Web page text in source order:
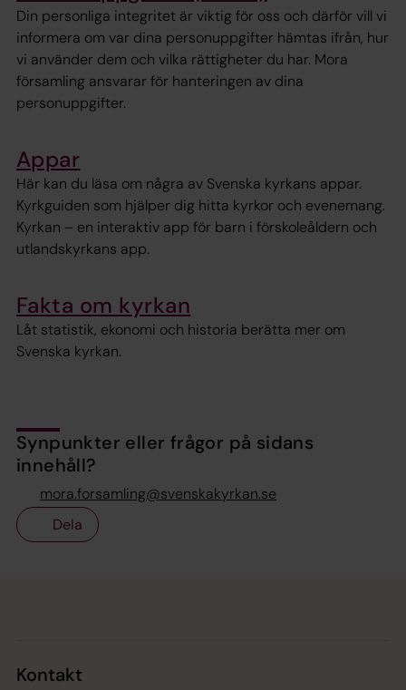
Din personliga integritet är viktig för oss och därför vill vi
informera om var dina personuppgifter hämtas ifrån, hur
vi använder dem och vilka rättigheter du har. Mora
församling ansvarar för hanteringen av dina
personuppgifter.
Appar
Här kan du läsa om några av Svenska kyrkans appar.
Kyrkguiden som hjälper dig hitta kyrkor och evenemang.
Kyrkan – en interaktiv app för barn i förskoleåldern och
utlandskyrkans app.
Fakta om kyrkan
Låt statistik, ekonomi och historia berätta mer om
Svenska kyrkan.
Synpunkter eller frågor på sidans
innehåll?
mora.forsamling@svenskakyrkan.se
Dela
Kontakt